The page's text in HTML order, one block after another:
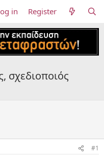
in Register
σχεδιοποιός
#1